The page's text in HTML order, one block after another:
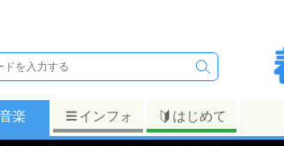
音楽 インフォ はじめて